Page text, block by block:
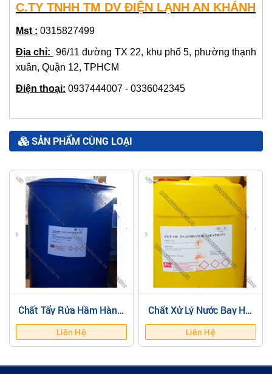
C.TY TNHH TM DV ĐIỆN LẠNH AN KHÁNH
Mst : 0315827499
Địa chỉ: 96/11 đường TX 22, khu phố 5, phường thạnh
xuân, Quận 12, TPHCM
Điện thoại: 0937444007 - 0336042345
SẢN PHẨM CÙNG LOẠI
Chất Tẩy Rửa Hầm Hàng,
-480)
Liên Hệ
Chất Xử Lý Nước Bay Hơi
(AWT-440)
Liên Hệ